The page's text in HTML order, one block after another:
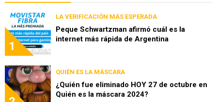
1
LA VERIFICACIÓN MÁS ESPERADA
Peque Schwartzman afirmó cuál es la
internet más rápida de Argentina
QUIÉN ES LA MÁSCARA
¿Quién fue eliminado HOY 27 de octubre en
Quién es la máscara 2024?